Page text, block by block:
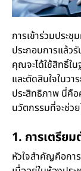
การเข้าร่วมประ
ประกอบการแล้ว
คุณจะได้ใช้สิทธิ์ใ
และตัดสินใจในวา
ประสิทธิภาพ นี่คื
นวัตกรรมที่จะช่ว
1. การเตรีย
หัวใจสำคัญคือกา